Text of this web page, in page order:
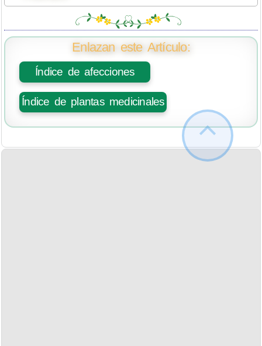
Enlazan este Artículo:
Índice de afecciones
Índice de plantas medicinales